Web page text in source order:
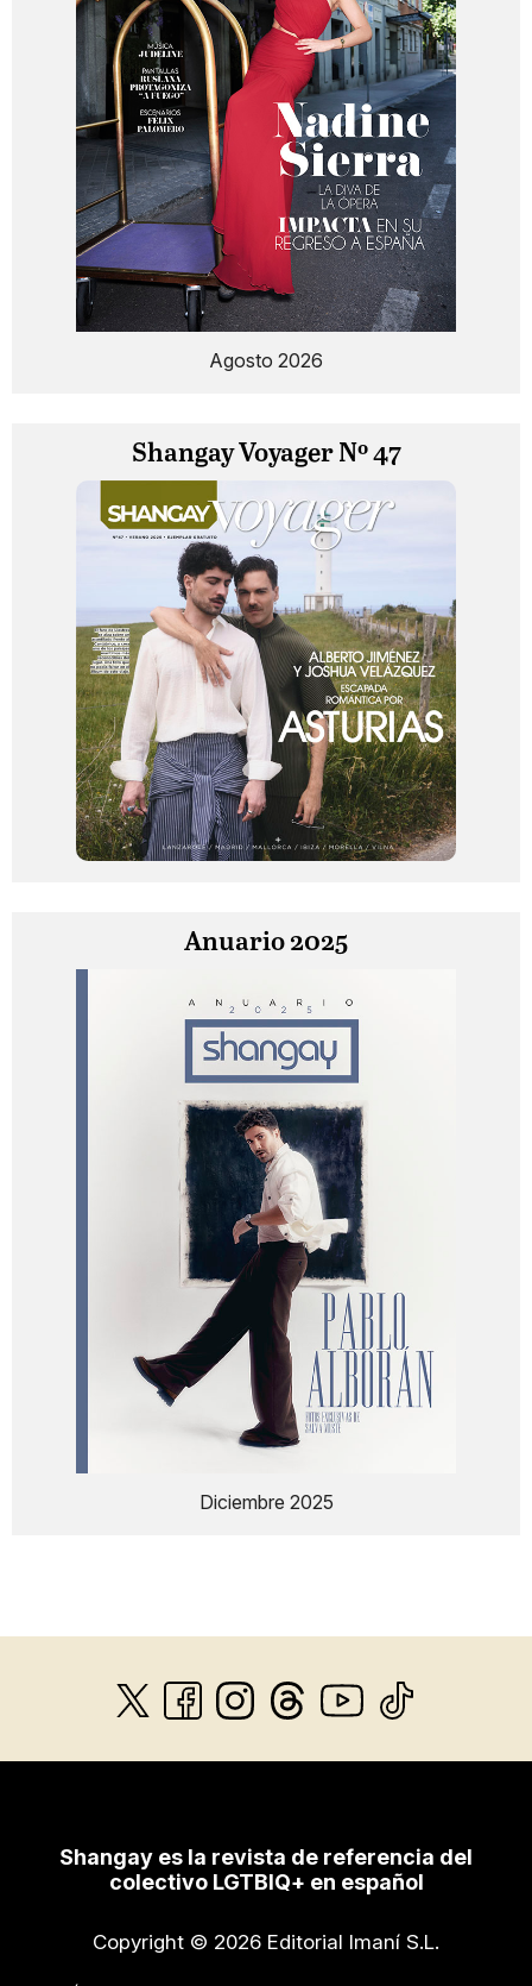
Agosto 2026
Shangay Voyager Nº 47
Anuario 2025
Diciembre 2025
Shangay es la revista de referencia del
colectivo LGTBIQ+ en español
Copyright © 2026 Editorial Imaní S.L.